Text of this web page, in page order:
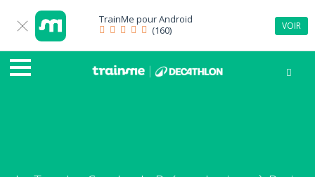
TrainMe pourAndroid
(160)
VOIR